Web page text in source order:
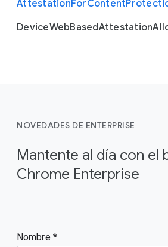
AttestationForContent
DeviceWebBasedAttestation
NOVEDADES DE ENTERPRISE
Mantente al día con el
Chrome Enterprise
Nombre